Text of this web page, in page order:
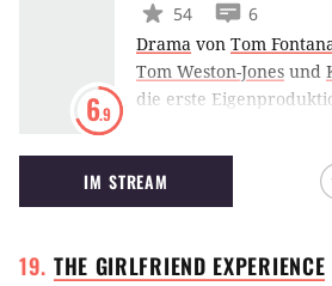
6.9
54
6
Drama von Tom
Tom Weston-Jones und
die erste
Krimiserie steht ein
der in New York
Volksgruppen ermitteln
IM STREAM
THE GIRLFRIEND EXPERIENCE